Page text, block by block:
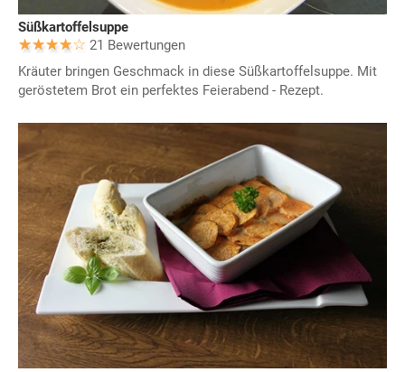
Süßkartoffelsuppe
21 Bewertungen
Kräuter bringen Geschmack in diese Süßkartoffelsuppe. Mit
geröstetem Brot ein perfektes Feierabend - Rezept.